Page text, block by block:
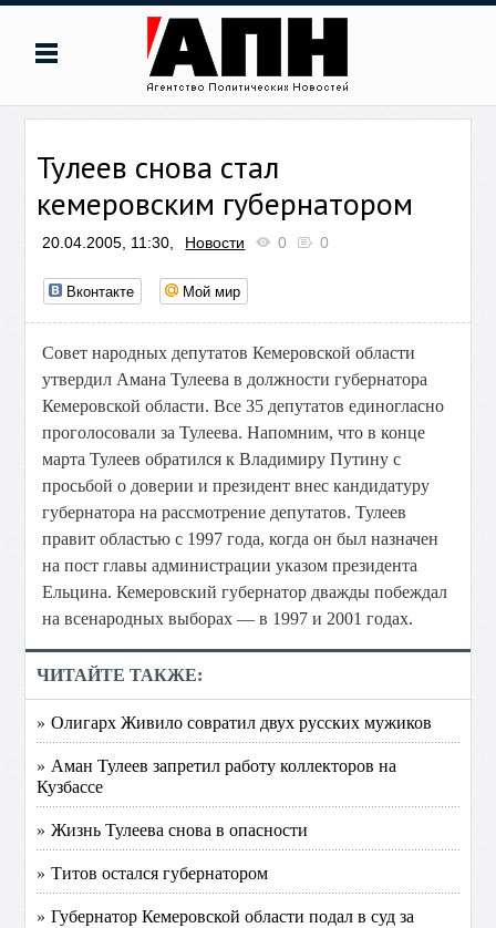
Тулеев снова стал
кемеровским губернатором
20.04.2005, 11:30, Новости 0 0
Вконтакте Мой мир
Совет народных депутатов Кемеровской области
утвердил Амана Тулеева в должности губернатора
Кемеровской области. Все 35 депутатов единогласно
проголосовали за Тулеева. Напомним, что в конце
марта Тулеев обратился к Владимиру Путину с
просьбой о доверии и президент внес кандидатуру
губернатора на рассмотрение депутатов. Тулеев
правит областью с 1997 года, когда он был назначен
на пост главы администрации указом президента
Ельцина. Кемеровский губернатор дважды побеждал
на всенародных выборах — в 1997 и 2001 годах.
ЧИТАЙТЕ ТАКЖЕ:
» Олигарх Живило совратил двух русских мужиков
» Аман Тулеев запретил работу коллекторов на
Кузбассе
» Жизнь Тулеева снова в опасности
» Титов остался губернатором
» Губернатор Кемеровской области подал в суд за